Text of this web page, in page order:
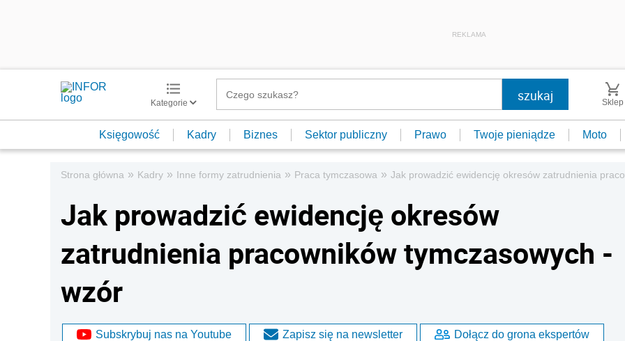
REKLAMA
Kategorie Sklep
Księgowość Kadry Biznes Sektor publiczny Prawo Twoje pieniądze Moto
Strona główna » Kadry » Inne formy zatrudnienia » Praca tymczasowa » Jak prowadzić ewidencję okresów zatrudnienia
Jak prowadzić ewidencję okresów
zatrudnienia pracowników tymczasowych -
wzór
Subskrybuj nas na Youtube Zapisz się na newsletter Dołącz do grona ekspertów